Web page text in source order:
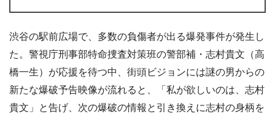
渋谷の駅前広場で、多数の負傷者が出る爆発事件が発生し
た。警視庁刑事部特命捜査対策班の警部補・志村貴文（高
橋一生）が応援を待つ中、街頭ビジョンには謎の男からの
新たな爆破予告映像が流れると、「私が欲しいのは、志村
貴文」と告げ、次の爆破の情報と引き換えに志村の身柄を